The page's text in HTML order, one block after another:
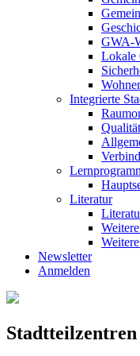
GWA-
Lokale
Integrierte
Literatur
Newsletter
Anmelden